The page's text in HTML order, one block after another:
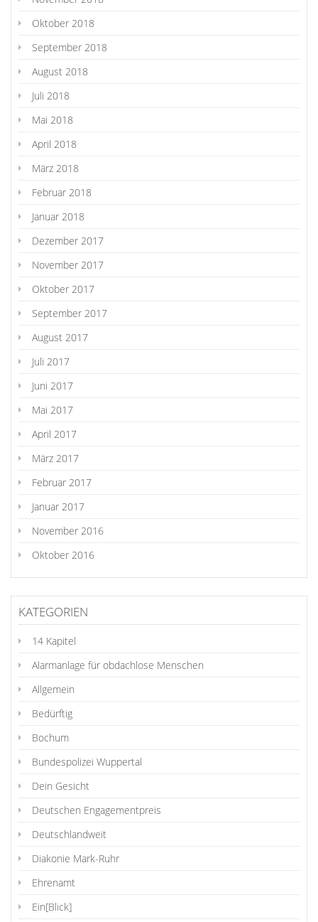
Oktober 2018
September 2018
August 2018
Juli 2018
Mai 2018
April 2018
März 2018
Februar 2018
Januar 2018
Dezember 2017
November 2017
Oktober 2017
September 2017
August 2017
Juli 2017
Juni 2017
Mai 2017
April 2017
März 2017
Februar 2017
Januar 2017
November 2016
Oktober 2016
KATEGORIEN
14 Kapitel
Alarmanlage für obdachlose Menschen
Allgemein
Bedürftig
Bochum
Bundespolizei Wuppertal
Dein Gesicht
Deutschen Engagementpreis
Deutschlandweit
Diakonie Mark-Ruhr
Ehrenamt
Ein[Blick]